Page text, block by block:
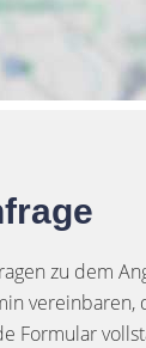
zu dem
vereinbaren,
Formular